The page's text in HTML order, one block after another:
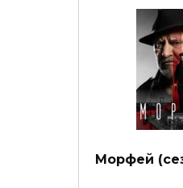
Морфей